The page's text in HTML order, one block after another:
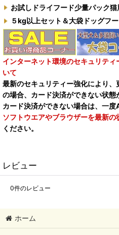
お試しドライフード少量パック猫
５kg以上セット＆大袋ドッグフ
インターネット環境のセキュリテ
いて
最新のセキュリティー強化により
の場合、カード決済ができない状態
カード決済ができない場合は、一
ソフトウエアやブラウザーを最新の
ください。
レビュー
0件のレビュー
ホーム